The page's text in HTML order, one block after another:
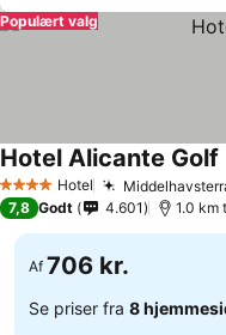
Populært valg
4 StjernerHotel
Hotel Alicante Golf
7,8 Godt 4.601 1.0 km
Af 706 kr.
Se priser fra 8